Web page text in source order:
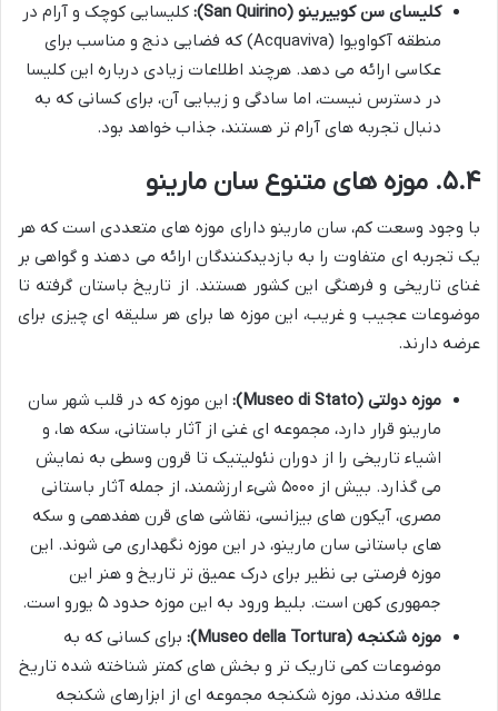
کلیسای سن کوییرینو (San Quirino):
کلیسایی کوچک و آرام در
منطقه آکواویوا (Acquaviva) که فضایی دنج و مناسب برای
عکاسی ارائه می دهد. هرچند اطلاعات زیادی درباره این کلیسا
در دسترس نیست، اما سادگی و زیبایی آن، برای کسانی که به
دنبال تجربه های آرام تر هستند، جذاب خواهد بود.
۵.۴. موزه های متنوع سان مارینو
با وجود وسعت کم، سان مارینو دارای موزه های متعددی است که هر
یک تجربه ای متفاوت را به بازدیدکنندگان ارائه می دهند و گواهی بر
غنای تاریخی و فرهنگی این کشور هستند. از تاریخ باستان گرفته تا
موضوعات عجیب و غریب، این موزه ها برای هر سلیقه ای چیزی برای
عرضه دارند.
موزه دولتی (Museo di Stato):
این موزه که در قلب شهر سان
مارینو قرار دارد، مجموعه ای غنی از آثار باستانی، سکه ها، و
اشیاء تاریخی را از دوران نئولیتیک تا قرون وسطی به نمایش
می گذارد. بیش از ۵۰۰۰ شیء ارزشمند، از جمله آثار باستانی
مصری، آیکون های بیزانسی، نقاشی های قرن هفدهمی و سکه
های باستانی سان مارینو، در این موزه نگهداری می شوند. این
موزه فرصتی بی نظیر برای درک عمیق تر تاریخ و هنر این
جمهوری کهن است. بلیط ورود به این موزه حدود ۵ یورو است.
موزه شکنجه (Museo della Tortura):
برای کسانی که به
موضوعات کمی تاریک تر و بخش های کمتر شناخته شده تاریخ
علاقه مندند، موزه شکنجه مجموعه ای از ابزارهای شکنجه